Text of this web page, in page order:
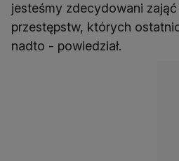
jesteśmy zdecydowani
przestępstw, których
nadto - powiedział.